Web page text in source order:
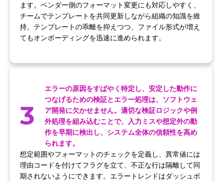
ます。ベンダー側のフォーマット変更にも対応しやすく、
チームでテンプレートを共同更新しながら組織の知識を維
持。テンプレートの乖離を抑えつつ、ファイル形式が増え
てもオンボーディングを迅速に進められます。
3
エラーの原因をすばやく特定し、安定した動作に
つなげるための検証とエラー処理は、ソフトウェ
ア開発に欠かせません。適切な検証ロジックや例
外処理を組み込むことで、入力ミスや想定外の動
作を早期に検出し、システム全体の信頼性を高め
られます。
想定範囲やフォーマットのチェックを定義し、異常値には
理由コードを付けてフラグを立て、不正な行は隔離して同
期されないようにできます。エラートレンドはダッシュボ